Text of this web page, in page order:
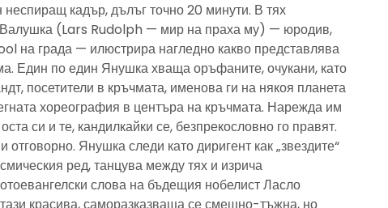
неспиращ кадър, дълъг точно 20 минути. В тях
Валушка (Lars Rudolph — мир на праха му) — юродив,
на града — илюстрира нагледно какво представлява
Един по един Янушка хваща оръфаните, очукани, като
посетители в кръчмата, именова ги на някоя планета
хореография в центъра на кръчмата. Нарежда им
си и те, кандилкайки се, безпрекословно го правят.
отговорно. Янушка следи като диригент как „звездите“
ред, танцува между тях и изрича
слова на бъдещия нобелист Ласло